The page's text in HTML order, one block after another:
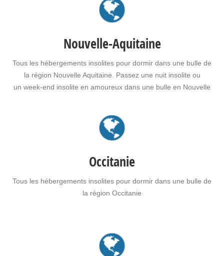
insolite à vos proches.
Nouvelle-Aquitaine
Tous les hébergements insolites pour dormir dans une bulle de
la région Nouvelle Aquitaine. Passez une nuit insolite ou
un week-end insolite en amoureux dans une bulle en Nouvelle
offrir un…
Occitanie
Tous les hébergements insolites pour dormir dans une bulle de
la région Occitanie